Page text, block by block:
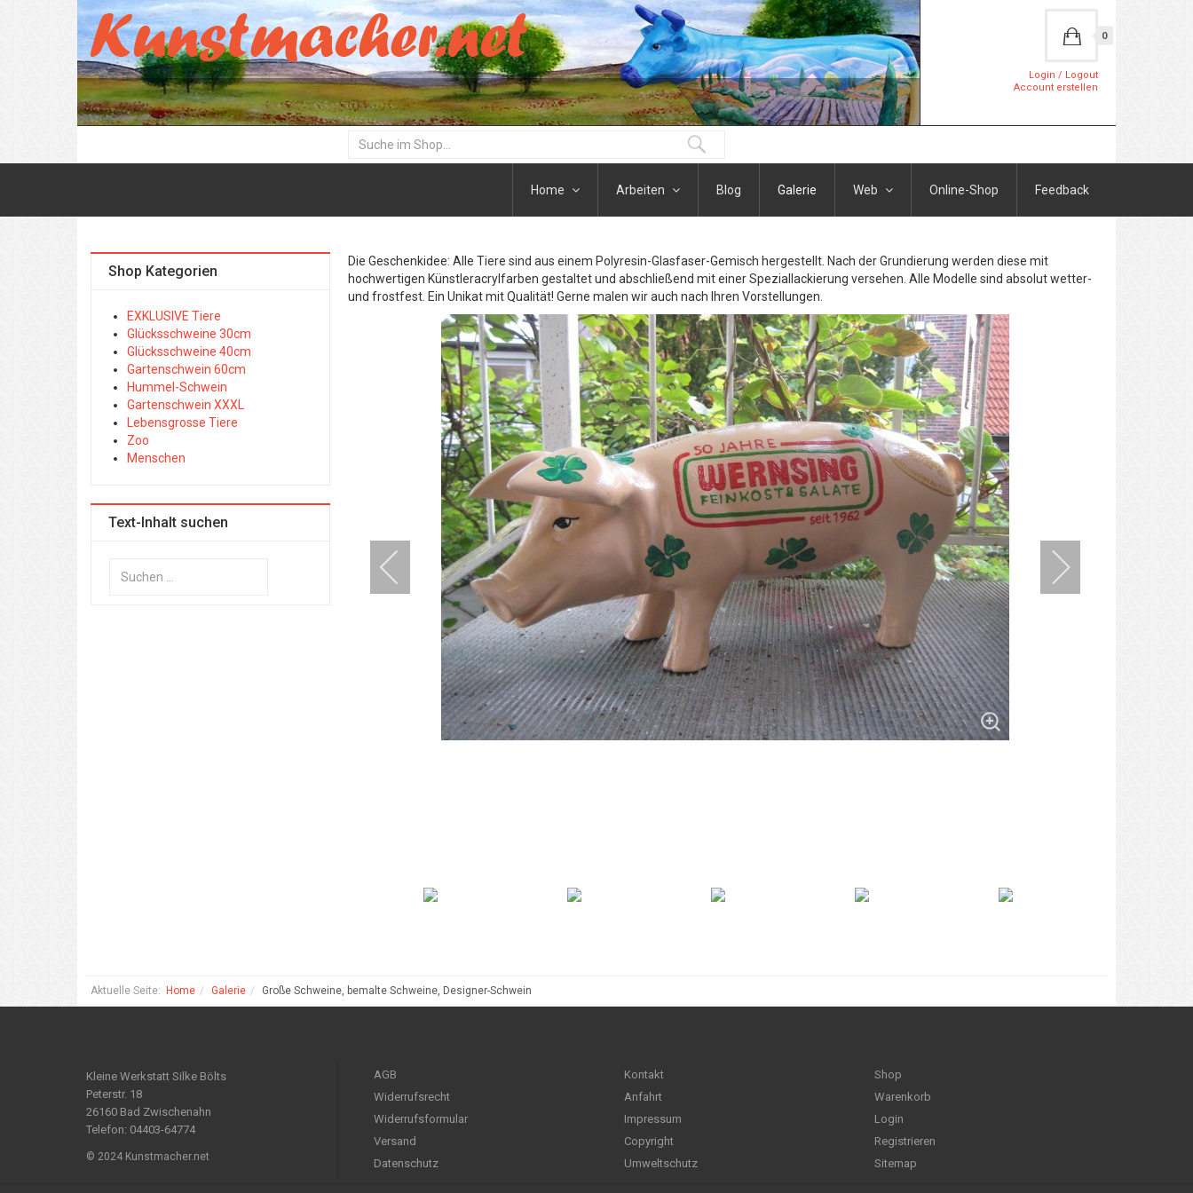
0
Login / Logout
Account erstellen
Home Arbeiten Blog Galerie Web Online-Shop Feedback
Die Geschenkidee: Alle Tiere sind aus einem Polyresin-Glasfaser-Gemisch hergestellt. Nach der Grundierung werden diese mit
hochwertigen Künstleracrylfarben gestaltet und abschließend mit einer Speziallackierung versehen. Alle Modelle sind absolut wetter-
und frostfest. Ein Unikat mit Qualität! Gerne malen wir auch nach Ihren Vorstellungen.
Shop Kategorien
EXKLUSIVE Tiere
Glücksschweine 30cm
Glücksschweine 40cm
Gartenschwein 60cm
Hummel-Schwein
Gartenschwein XXXL
Lebensgrosse Tiere
Zoo
Menschen
Text-Inhalt suchen
Aktuelle Seite: Home Galerie Große Schweine, bemalte Schweine, Designer-Schwein
Kleine Werkstatt Silke Bölts
Peterstr. 18
26160 Bad Zwischenahn
Telefon: 04403-64774
© 2024 Kunstmacher.net
AGB
Widerrufsrecht
Widerrufsformular
Versand
Datenschutz
Kontakt
Anfahrt
Impressum
Copyright
Umweltschutz
Shop
Warenkorb
Login
Registrieren
Sitemap